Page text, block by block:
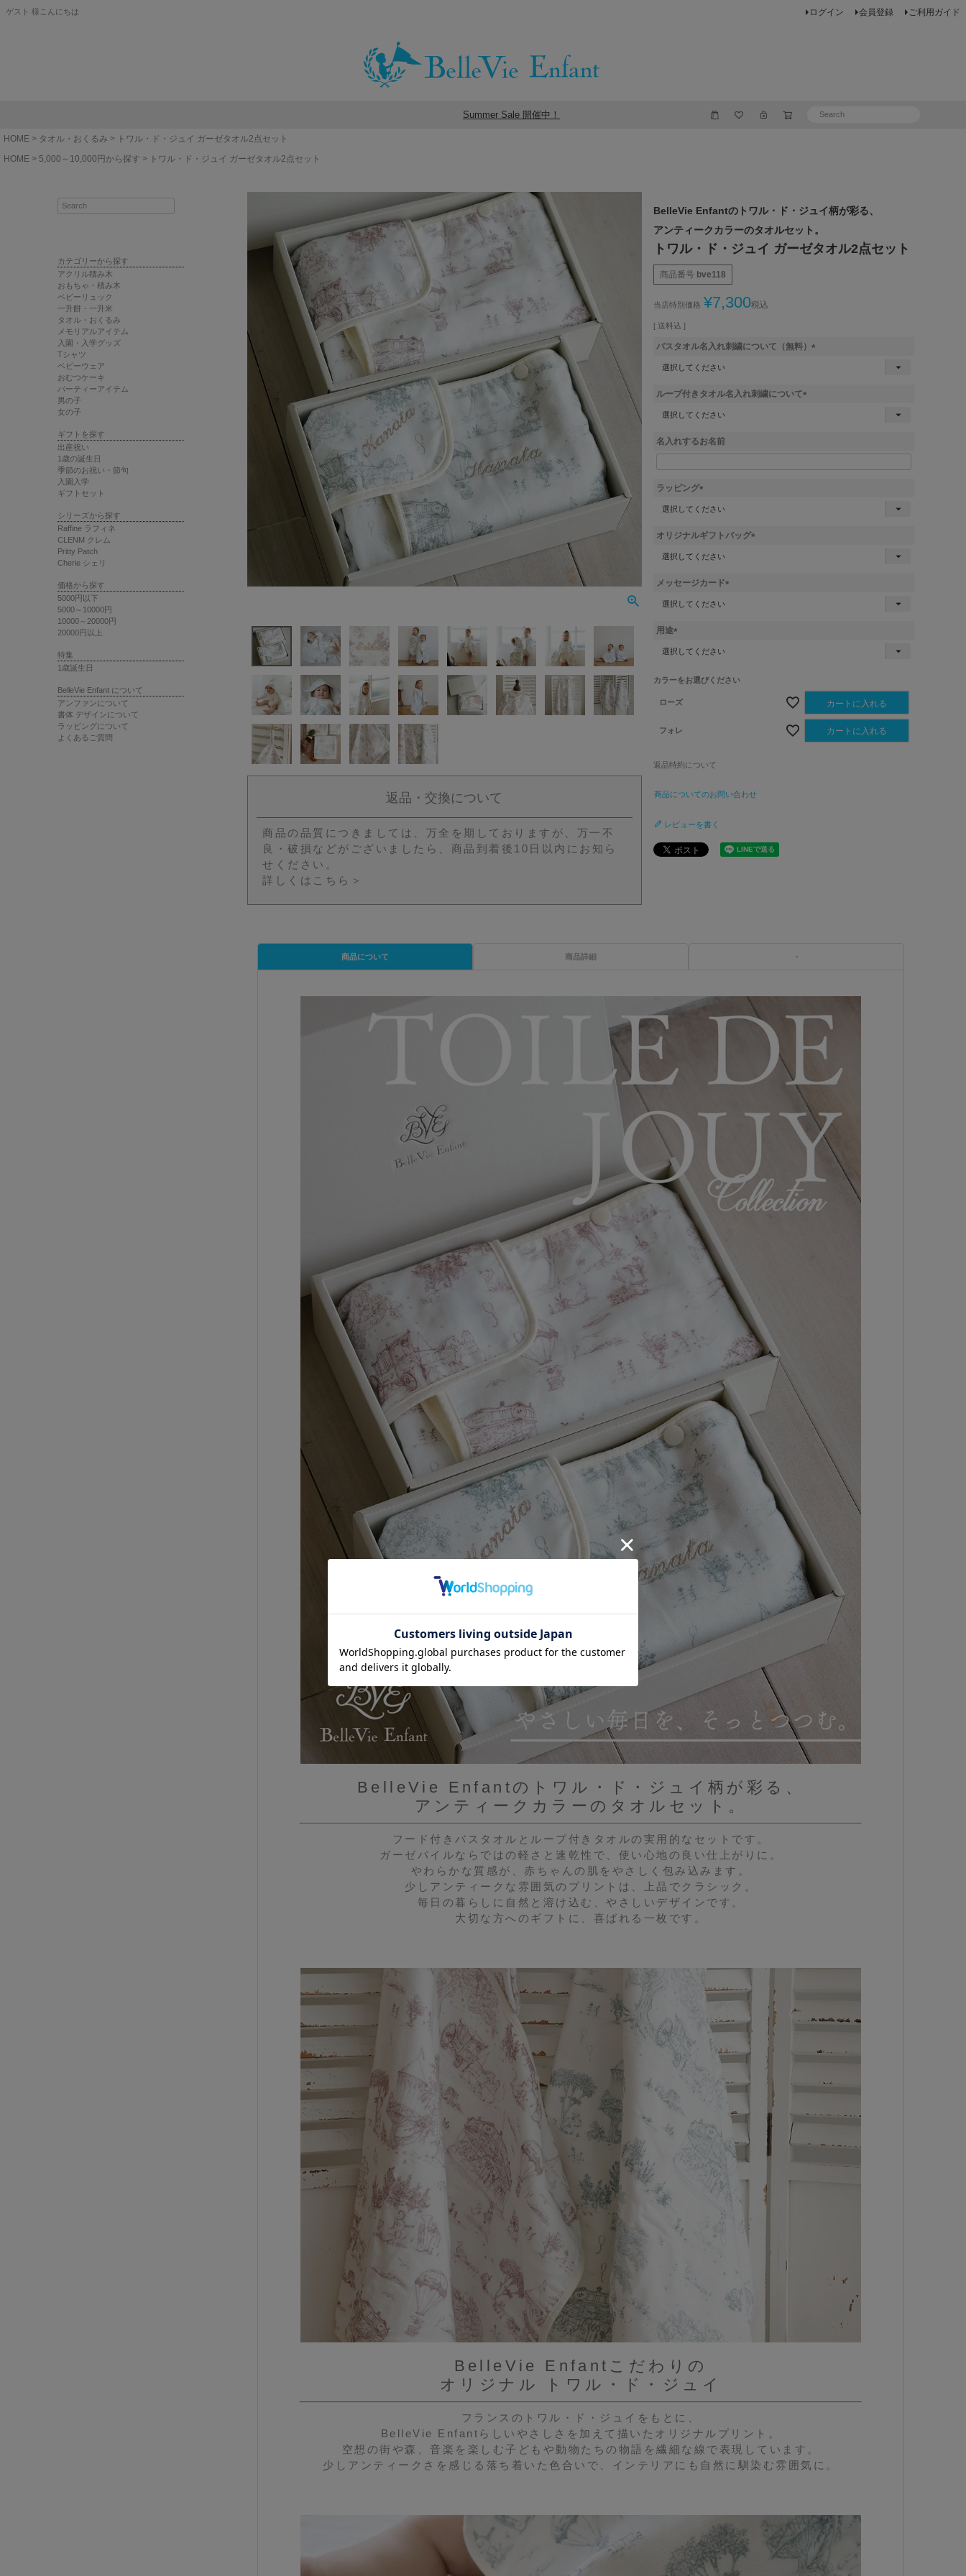
ゲスト 様こんにちは ログイン 会員登録 ご利用ガイド
Summer Sale 開催中！
HOME タオル・おくるみ
トワル・ド・ジュイ ガーゼタオル2点セット
HOME
5,000～10,000円から探す トワル・ド・ジュイ ガーゼタオル2点セット
カテゴリーから探す
アクリル積み木
おもちゃ・積み木
ベビーリュック
一升餅・一升米
タオル・おくるみ
メモリアルアイテム
入園・入学グッズ
Tシャツ
ベビーウェア
おむつケーキ
パーティーアイテム
男の子
女の子
ギフトを探す
出産祝い
1歳の誕生日
季節のお祝い・節句
入園入学
ギフトセット
シリーズから探す
Raffine ラフィネ
CLENM クレム
Pritty Patch
Cherie シェリ
価格から探す
5000円以下
5000～10000円
10000～20000円
20000円以上
特集
1歳誕生日
BelleVie Enfant について
アンファンについて
書体 デザインについて
ラッピングについて
よくあるご質問
返品・交換について
商品の品質につきましては、万全を期しておりますが、万一不
良・破損などがございましたら、商品到着後10日以内にお知ら
せください。
詳しくはこちら＞
BelleVie Enfantのトワル・ド・ジュイ柄が彩る、
アンティークカラーのタオルセット。
トワル・ド・ジュイ ガーゼタオル2点セット
商品番号 bve118
当店特別価格 ¥7,300税込
送料込
バスタオル名入れ刺繍について（無料）
ループ付きタオル名入れ刺繍について
名入れするお名前
ラッピング
須
オリジナルギフトバッグ
メッセージカード
用途
(
カラーをお選びください
ローズ カートに入れる
フォレ カートに入れる
返品特約について
商品についてのお問い合わせ
レビューを書く
商品について
BelleVie Enfantのトワル・ド・ジュイ柄が彩る、
アンティークカラーのタオルセット。
フード付きバスタオルとループ付きタオルの実用的なセットです。
ガーゼパイルならではの軽さと速乾性で、使い心地の良い仕上がりに。
やわらかな質感が、赤ちゃんの肌をやさしく包み込みます。
少しアンティークな雰囲気のプリントは、上品でクラシック。
毎日の暮らしに自然と溶け込む、やさしいデザインです。
大切な方へのギフトに、喜ばれる一枚です。
BelleVie Enfantこだわりの
オリジナル トワル・ド・ジュイ
フランスのトワル・ド・ジュイをもとに、
BelleVie Enfantらしいやさしさを加えて描いたオリジナルプリント。
空想の街や森、音楽を楽しむ子どもや動物たちの物語を繊細な線で表現しています。
少しアンティークさを感じる落ち着いた色合いで、インテリアにも自然に馴染む雰囲気に。
商品詳細 ・